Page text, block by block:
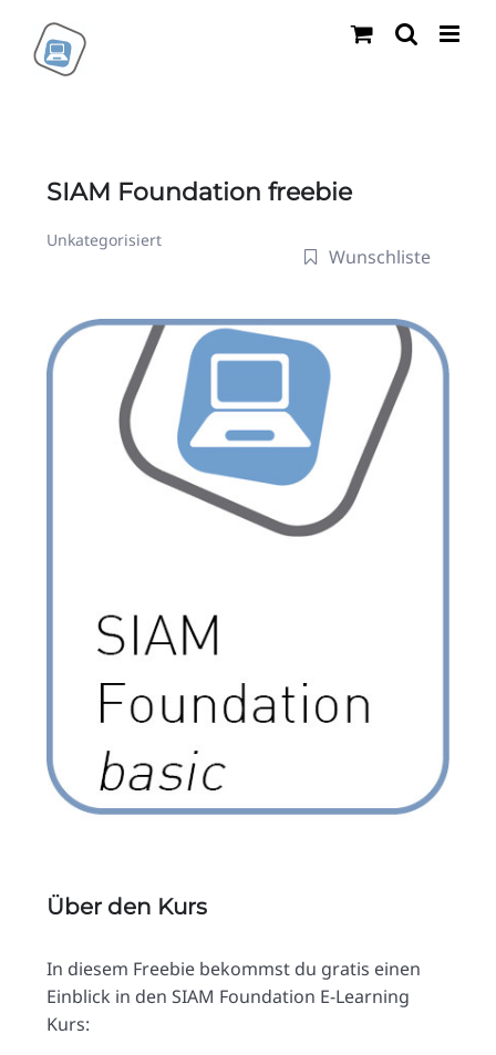
Inhalt
springen
SIAM Foundation freebie
Unkategorisiert
Wunschliste
Über den Kurs
In diesem Freebie bekommst du gratis einen
Einblick in den SIAM Foundation E-Learning
Kurs: